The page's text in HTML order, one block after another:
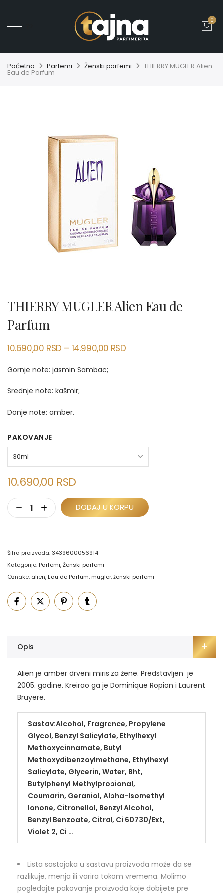
0
Početna Parfemi Ženski parfemi THIERRY MUGLER Alien
Eau de Parfum
THIERRY MUGLER Alien Eau de
Parfum
10.690,00 RSD – 14.990,00 RSD
Gornje note: jasmin Sambac;
Srednje note: kašmir;
Donje note: amber.
PAKOVANJE
10.690,00 RSD
DODAJ U KORPU
Šifra proizvoda:3439600056914
Kategorije: Parfemi,Ženski parfemi
Oznake: alien, Eau de Parfum, mugler,ženski parfemi
Opis
Alien je amber drveni miris za žene. Predstavljen je
2005. godine. Kreirao ga je Dominique Ropion i Laurent
Bruyere.
Sastav:Alcohol, Fragrance, Propylene
Glycol, Benzyl Salicylate, Ethylhexyl
Methoxycinnamate, Butyl
Methoxydibenzoylmethane, Ethylhexyl
Salicylate, Glycerin, Water, Bht,
Butylphenyl Methylpropional,
Coumarin, Geraniol, Alpha-Isomethyl
Ionone, Citronellol, Benzyl Alcohol,
Benzyl Benzoate, Citral, Ci 60730/Ext,
Violet 2, Ci …
‍Lista sastojaka u sastavu proizvoda može da se
razlikuje, menja ili varira tokom vremena. Molimo
pogledajte pakovanje proizvoda koje dobijete pre